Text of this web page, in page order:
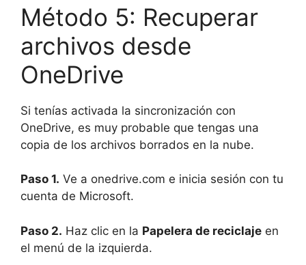
Método 5: Recuperar
archivos desde
OneDrive
Si tenías activada la sincronización con
OneDrive, es muy probable que tengas una
copia de los archivos borrados en la nube.
Paso 1. Ve a onedrive.com e inicia sesión con tu
cuenta de Microsoft.
Paso 2. Haz clic en la Papelera de reciclaje en
el menú de la izquierda.